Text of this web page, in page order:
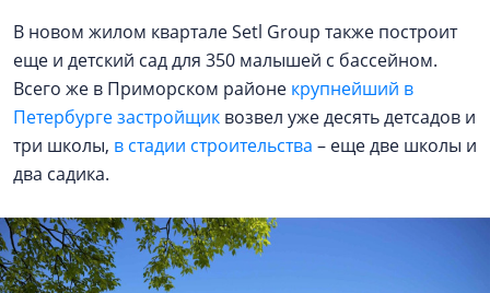
В новом жилом квартале Setl Group также построит
еще и детский сад для 350 малышей с бассейном.
Всего же в Приморском районе крупнейший в
Петербурге застройщик возвел уже десять детсадов и
три школы, в стадии строительства – еще две школы и
два садика.